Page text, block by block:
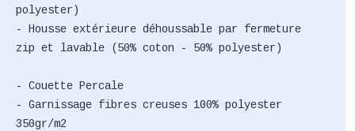
polyester)
- Housse extérieure déhoussable par fermeture
zip et lavable (50% coton - 50% polyester)
- Couette Percale
- Garnissage fibres creuses 100% polyester
350gr/m2